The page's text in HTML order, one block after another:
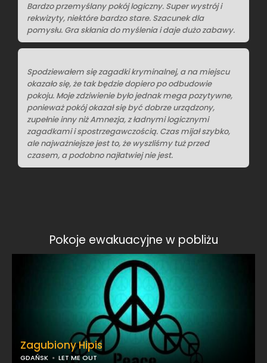
Bardzo przemyślany pokój logiczny. Super wystrój i
rekwizyty, niektóre bardzo stare. Szacunek dla
pomysłu. Gra skłania do myślenia i daje dużo zabawy.
Spodziewałem się zagadki kryminalnej, a na miejscu
okazało się, że tak będzie dopiero po odbudowie
pokoju. Moje zdziwienie było jednak mega pozytywne,
ponieważ pokój okazał się być dobrze urządzony,
zupełnie inny niż Amnezja, z ładnymi logicznymi
zagadkami i spostrzegawczością. Czas mijał szybko,
ale najważniejsze jest to, że wyszliśmy tuż przed
czasem, a podobno najłatwiej nie jest.
Pokoje ewakuacyjne w pobliżu
Zagubiony Hipis
GDAŃSK LET ME OUT